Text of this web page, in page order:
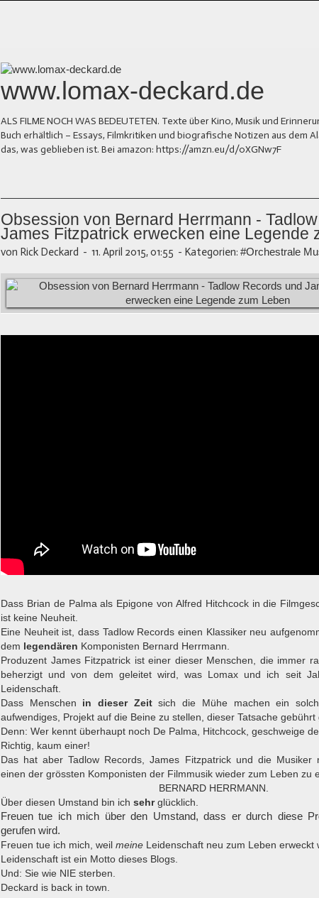
www.lomax-deckard.de
ALS FILME NOCH WAS BEDEUTETEN. Texte über Kino, Musik und
Buch erhältlich – Essays, Filmkritiken und biografische Notizen aus dem
das, was geblieben ist. Bei amazon: https://amzn.eu/d/0XGNw7F
Obsession von Bernard Herrmann -
James Fitzpatrick erwecken eine Legende
von Rick Deckard - 11. April 2015, 01:55 - Kategorien: #Orchestrale
Dass Brian de Palma als Epigone von Alfred Hitchcock in die
ist keine Neuheit.
Eine Neuheit ist, dass Tadlow Records einen Klassiker neu
dem legendären Komponisten Bernard Herrmann.
Produzent James Fitzpatrick ist einer dieser Menschen, die immer
beherzigt und von dem geleitet wird, was Lomax und ich seit
Leidenschaft.
Dass Menschen in dieser Zeitsich die Mühe machen ein
aufwendiges, Projekt auf die Beine zu stellen, dieser Tatsache gebührt
Denn: Wer kennt überhaupt noch De Palma, Hitchcock, geschweige
Richtig, kaum einer!
Das hat aber Tadlow Records, James Fitzpatrick und die Musiker
einen der grössten Komponisten der Filmmusik wieder zum Leben zu
BERNARD HERRMANN.
Über diesen Umstand bin ich sehrglücklich.
Freuen tue ich mich über den Umstand, dass er durch diese
gerufen wird.
Freuen tue ich mich, weil meine Leidenschaft neu zum Leben erweckt
Leidenschaft ist ein Motto dieses Blogs.
Und: Sie wie NIE sterben.
Deckard is back in town.